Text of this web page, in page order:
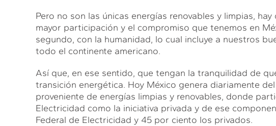
Pero no son las únicas energías renovables y limpias,
mayor participación y el compromiso que tenemos en
segundo, con la humanidad, lo cual incluye a nuestros
todo el continente americano.
Así que, en ese sentido, que tengan la tranquilidad de
transición energética. Hoy México genera diariamente
proveniente de energías limpias y renovables, donde
Electricidad como la iniciativa privada y de ese
Federal de Electricidad y 45 por ciento los privados.